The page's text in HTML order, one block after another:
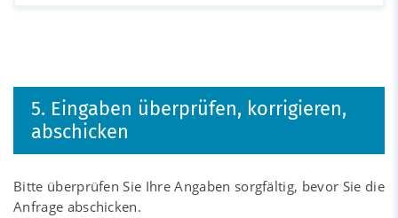
5. Eingaben überprüfen, korrigieren,
abschicken
Bitte überprüfen Sie Ihre Angaben sorgfältig, bevor Sie die
Anfrage abschicken.